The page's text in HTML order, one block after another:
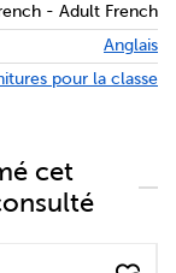
- Adult French
Anglais
pour la classe
cet